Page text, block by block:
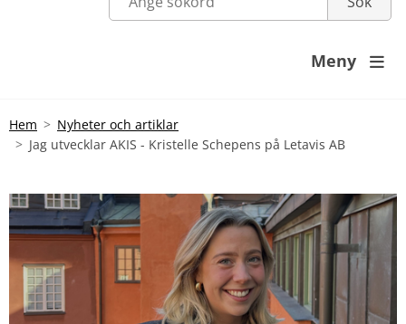
Meny 
Hem
Nyheter och artiklar
Jag utvecklar AKIS - Kristelle Schepens på Letavis AB